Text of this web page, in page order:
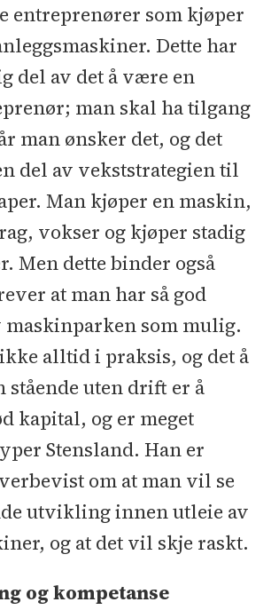
entreprenører som kjøper
Dette har
del av det å være en
man skal ha tilgang
man ønsker det, og det
del av vekststrategien til
Man kjøper en maskin,
vokser og kjøper stadig
Men dette binder også
at man har så god
maskinparken som mulig.
alltid i praksis, og det å
stående uten drift er å
kapital, og er meget
Stensland. Han er
om at man vil se
utvikling innen utleie av
og at det vil skje raskt.
og kompetanse